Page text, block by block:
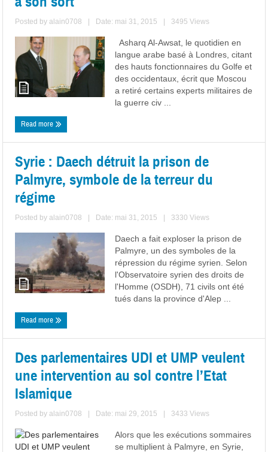
Posted byalain0708 Date: mai 31, 2015 3495 Views
Asharq Al-Awsat, le quotidien en
langue arabe basé à Londres, citant
des hauts fonctionnaires du Golfe et
des occidentaux, écrit que Moscou
a retiré certains experts militaires de
la guerre civ ...
Read more
Syrie : Daech détruit la prison de
Palmyre, symbole de la terreur du
régime
Posted byalain0708 Date: mai 31, 2015 3330 Views
Daech a fait exploser la prison de
Palmyre, un des symboles de la
répression du régime syrien. Selon
l'Observatoire syrien des droits de
l'Homme (OSDH), 71 civils ont été
tués dans la province d'Alep ...
Read more
Des parlementaires UDI et UMP veulent
une intervention au sol contre l’Etat
Islamique
Posted byalain0708 Date: mai 29, 2015 3433 Views
Alors que les exécutions sommaires
se multiplient à Palmyre, en Syrie,